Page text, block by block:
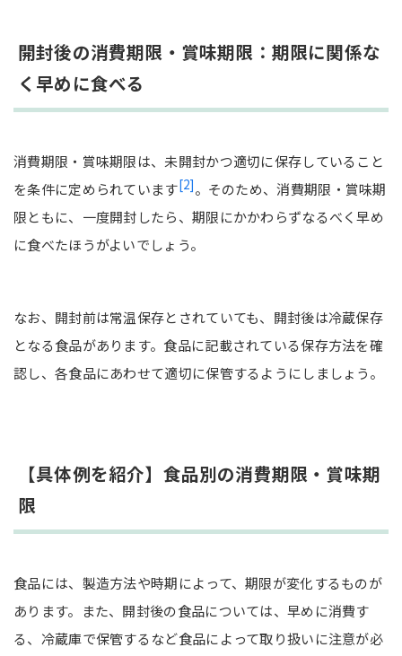
開封後の消費期限・賞味期限：期限に関係な
く早めに食べる
消費期限・賞味期限は、未開封かつ適切に保存していること
を条件に定められています[2]。そのため、消費期限・賞味期
限ともに、一度開封したら、期限にかかわらずなるべく早め
に食べたほうがよいでしょう。
なお、開封前は常温保存とされていても、開封後は冷蔵保存
となる食品があります。食品に記載されている保存方法を確
認し、各食品にあわせて適切に保管するようにしましょう。
【具体例を紹介】食品別の消費期限・賞味期
限
食品には、製造方法や時期によって、期限が変化するものが
あります。また、開封後の食品については、早めに消費す
る、冷蔵庫で保管するなど食品によって取り扱いに注意が必